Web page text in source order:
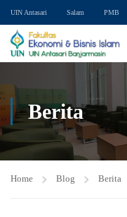
UIN Antasari Salam PMB
Berita
Home Blog Berita